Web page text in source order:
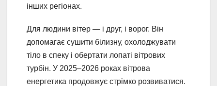
інших регіонах.
Для людини вітер — і друг, і ворог. Він
допомагає сушити білизну, охолоджувати
тіло в спеку і обертати лопаті вітрових
турбін. У 2025–2026 роках вітрова
енергетика продовжує стрімко розвиватися.